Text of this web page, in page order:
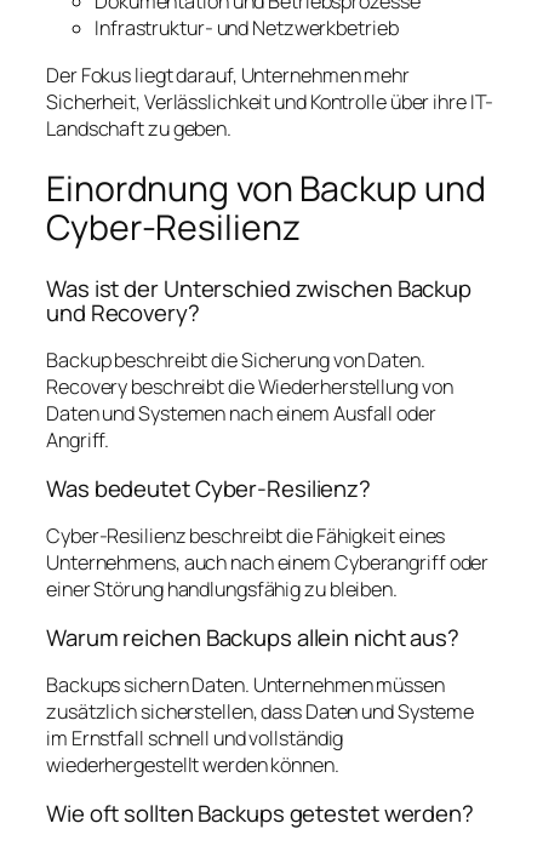
Infrastruktur- und Netzwerkbetrieb
Der Fokus liegt darauf, Unternehmen mehr
Sicherheit, Verlässlichkeit und Kontrolle über ihre IT-
Landschaft zu geben.
Einordnung von Backup und
Cyber-Resilienz
Was ist der Unterschied zwischen Backup
und Recovery?
Backup beschreibt die Sicherung von Daten.
Recovery beschreibt die Wiederherstellung von
Daten und Systemen nach einem Ausfall oder
Angriff.
Was bedeutet Cyber-Resilienz?
Cyber-Resilienz beschreibt die Fähigkeit eines
Unternehmens, auch nach einem Cyberangriff oder
einer Störung handlungsfähig zu bleiben.
Warum reichen Backups allein nicht aus?
Backups sichern Daten. Unternehmen müssen
zusätzlich sicherstellen, dass Daten und Systeme
im Ernstfall schnell und vollständig
wiederhergestellt werden können.
Wie oft sollten Backups getestet werden?